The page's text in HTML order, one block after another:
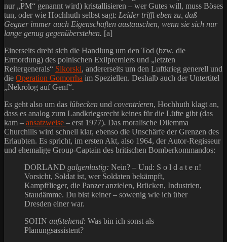
nur „PM“ genannt wird) kristallisieren – wer Gutes will, muss Böses
tun, oder wie Hochhuth selbst sagt: Leider trifft eben zu, daß
Gegner immer auch Eigenschaften austauschen, wenn sie sich nur
lange genug gegenüberstehen. [a]
Einerseits dreht sich die Handlung um den Tod (bzw. die
Ermordung) des polnischen Exilpremiers und „letzten
Reitergenerals“ Sikorski, andererseits um den Luftkrieg generell und
die Operation Gomorrha im Speziellen. Deshalb auch der Untertitel
„Nekrolog auf Genf“.
Es geht also um das lübecken und coventrieren, Hochhuth klagt an,
dass es analog zum Landkriegsrecht keines für die Lüfte gibt (das
kam – ansatzweise – erst 1977). Das moralische Dilemma
Churchills wird schnell klar, ebenso die Unschärfe der Grenzen des
Erlaubten. Es spricht, im ersten Akt, also 1964, der Autor-Regisseur
und ehemalige Group-Captain des britischen Bomberkommandos:
DORLAND galgenlustig: Nein? – Und: S o l d a t e n!
Vorsicht, Soldat ist, wer Soldaten bekämpft,
Kampfflieger, die Panzer anzielen, Brücken, Industrien,
Staudämme. Du bist keiner – sowenig wie ich über
Dresden einer war.
SOHN aufstehend: Was bin ich sonst als
Planungsassistent?